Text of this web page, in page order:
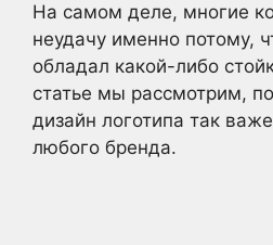
На самом деле, многие
неудачу именно потому,
обладал какой-либо
статье мы рассмотрим,
дизайн логотипа так
любого бренда.